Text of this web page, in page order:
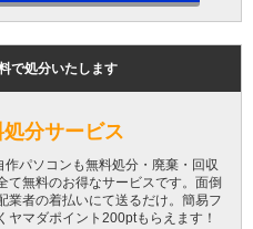
で処分いたします
分サービス
パソコンも無料処分・廃棄・回収
て無料のお得なサービスです。面倒
業者の着払いにて送るだけ。簡易フ
ヤマダポイント200ptもらえます！